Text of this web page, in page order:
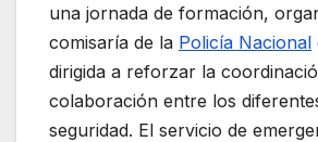
una jornada de formación,
comisaría de la Policía Nacional
dirigida a reforzar la
colaboración entre los
seguridad. El servicio de